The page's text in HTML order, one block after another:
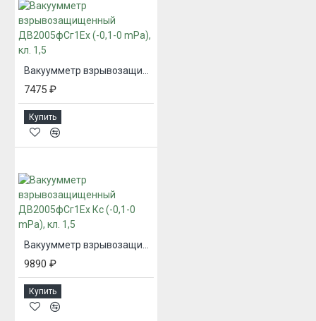
Вакуумметр взрывозащищенный ДВ2005фСг1Ех (-0,1-0 mPa), кл. 1,5
7475 ₽
Купить
Вакуумметр взрывозащищенный ДВ2005фСг1Ех Кс (-0,1-0 mPa), кл. 1,5
9890 ₽
Купить